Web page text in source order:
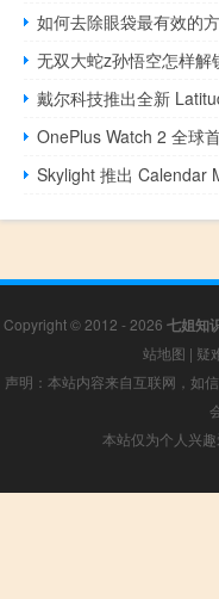
如何去除眼袋最有效的
无双大蛇z孙悟空怎样解
戴尔科技推出全新
Copyright © 2012 - 2026 七姐知
站地图 | 疑
声明：本站内容来自互联网，如
本站仅为个人兴